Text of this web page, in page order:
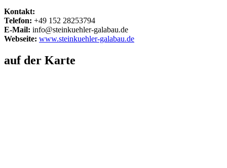
Kontakt:
Telefon: +49 152 28253794
E-Mail: info@steinkuehler-galabau.de
Webseite: www.steinkuehler-galabau.de
auf der Karte